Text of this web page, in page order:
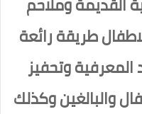
طريقة رائعة
المعرفية وتحفيز
والبالغين وكذلك